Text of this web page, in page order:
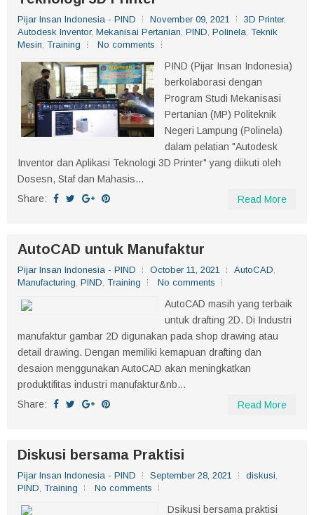
Pijar Insan Indonesia - PIND November 09, 2021 3D Printer,
Autodesk Inventor, Mekanisai Pertanian PIND Polinela Teknik
Mesin Training No comments
PIND (Pijar Insan Indonesia)
berkolaborasi dengan
Program Studi Mekanisasi
Pertanian (MP) Politeknik
Negeri Lampung (Polinela)
dalam pelatian "Autodesk
Inventor dan Aplikasi Teknologi 3D Printer" yang diikuti oleh
Dosesn, Staf dan Mahasis...
Share:
Read More
AutoCAD untuk Manufaktur
Pijar Insan Indonesia - PIND October 11, 2021 AutoCAD
Manufacturing PIND Training No comments
AutoCAD masih yang terbaik
untuk drafting 2D. Di Industri
manufaktur gambar 2D digunakan pada shop drawing atau
detail drawing. Dengan memiliki kemapuan drafting dan
desaion menggunakan AutoCAD akan meningkatkan
produktifitas industri manufaktur&nb...
Share:
Read More
Diskusi bersama Praktisi
Pijar Insan Indonesia - PIND September 28, 2021 diskusi
PIND Training No comments
Dsikusi bersama praktisi